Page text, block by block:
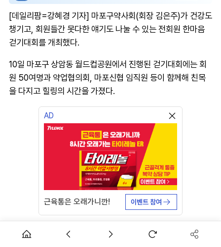
[데일리팜=강혜경 기자] 마포구약사회(회장 김은주)가 건강도
챙기고, 회원들간 못다한 얘기도 나눌 수 있는 전회원 한마음
걷기대회를 개최했다.
10일 마포구 상암동 월드컵공원에서 진행된 걷기대회에는 회
원 50여명과 약업협의회, 마포신협 임직원 등이 함께해 친목
을 다지고 힐링의 시간을 가졌다.
AD
근육통은 오래가니깐! 이벤트 참여